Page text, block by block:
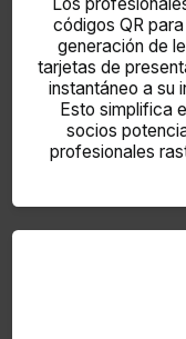
Los
códigos QR
generación de
tarjetas de
instantáneo a su
Esto simplifica
socios
profesionales